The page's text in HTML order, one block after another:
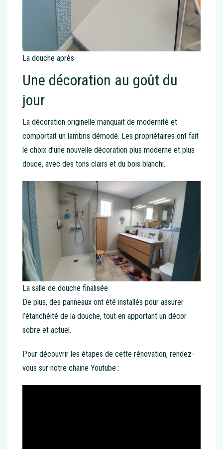
La douche après
Une décoration au goût du
jour
La décoration originelle manquait de modernité et
comportait un lambris démodé. Les propriétaires ont fait
le choix d’une nouvelle décoration plus moderne et plus
douce, avec des tons clairs et du bois blanchi.
La salle de douche finalisée
De plus, des panneaux ont été installés pour assurer
l’étanchéité de la douche, tout en apportant un décor
sobre et actuel.
Pour découvrir les étapes de cette rénovation, rendez-
vous sur notre chaine Youtube :